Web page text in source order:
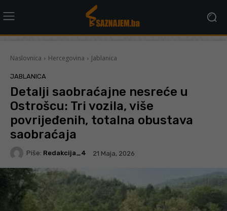
Naslovnica Hercegovina Jablanica
JABLANICA
Detalji saobraćajne nesreće u
Ostrošcu: Tri vozila, više
povrijeđenih, totalna obustava
saobraćaja
Piše: Redakcija_4 21 Maja, 2026